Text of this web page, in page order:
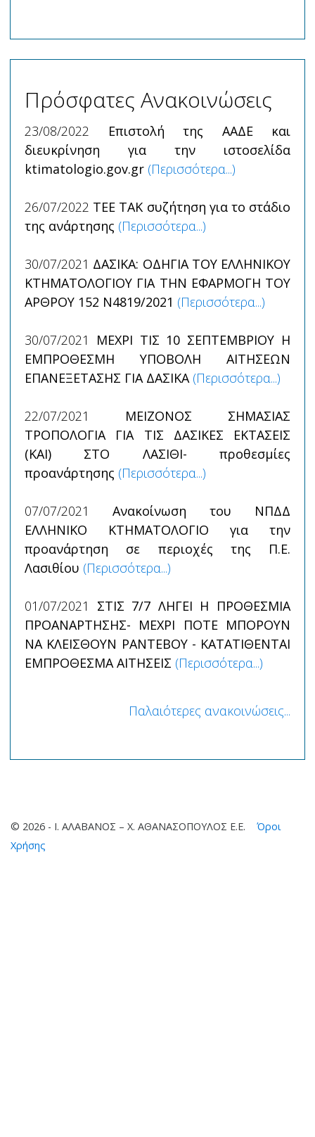
Πρόσφατες Ανακοινώσεις
23/08/2022
Επιστολή της ΑΑΔΕ και
διευκρίνηση για την ιστοσελίδα
ktimatologio.gov.gr (Περισσότερα...)
26/07/2022 TEE TAK συζήτηση για το στάδιο
της ανάρτησης (Περισσότερα...)
30/07/2021 ΔΑΣΙΚΑ: ΟΔΗΓΙΑ ΤΟΥ ΕΛΛΗΝΙΚΟΥ
ΚΤΗΜΑΤΟΛΟΓΙΟΥ ΓΙΑ ΤΗΝ ΕΦΑΡΜΟΓΗ ΤΟΥ
ΑΡΘΡΟΥ 152 Ν4819/2021 (Περισσότερα...)
30/07/2021 ΜΕΧΡΙ ΤΙΣ 10 ΣΕΠΤΕΜΒΡΙΟΥ Η
ΕΜΠΡΟΘΕΣΜΗ ΥΠΟΒΟΛΗ ΑΙΤΗΣΕΩΝ
ΕΠΑΝΕΞΕΤΑΣΗΣ ΓΙΑ ΔΑΣΙΚΑ (Περισσότερα...)
22/07/2021 ΜΕΙΖΟΝΟΣ ΣΗΜΑΣΙΑΣ
ΤΡΟΠΟΛΟΓΙΑ ΓΙΑ ΤΙΣ ΔΑΣΙΚΕΣ ΕΚΤΑΣΕΙΣ
(ΚΑΙ) ΣΤΟ ΛΑΣΙΘΙ- προθεσμίες
προανάρτησης (Περισσότερα...)
07/07/2021 Ανακοίνωση του ΝΠΔΔ
ΕΛΛΗΝΙΚΟ ΚΤΗΜΑΤΟΛΟΓΙΟ για την
προανάρτηση σε περιοχές της Π.Ε.
Λασιθίου (Περισσότερα...)
01/07/2021 ΣΤΙΣ 7/7 ΛΗΓΕΙ Η ΠΡΟΘΕΣΜΙΑ
ΠΡΟΑΝΑΡΤΗΣΗΣ- ΜΕΧΡΙ ΠΟΤΕ ΜΠΟΡΟΥΝ
ΝΑ ΚΛΕΙΣΘΟΥΝ ΡΑΝΤΕΒΟΥ - ΚΑΤΑΤΙΘΕΝΤΑΙ
ΕΜΠΡΟΘΕΣΜΑ ΑΙΤΗΣΕΙΣ (Περισσότερα...)
Παλαιότερες ανακοινώσεις...
© 2026 - Ι. ΑΛΑΒΑΝΟΣ – Χ. ΑΘΑΝΑΣΟΠΟΥΛΟΣ Ε.Ε.
Όροι
Χρήσης